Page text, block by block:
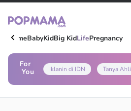
HomeBabyKidBig KidLifePregnancy
For
You
Iklanin di IDN Tanya Ahli